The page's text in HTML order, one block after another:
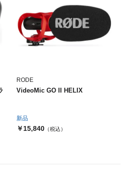
新品
RODE
VideoMic GO II HELIX
￥15,840（税込）